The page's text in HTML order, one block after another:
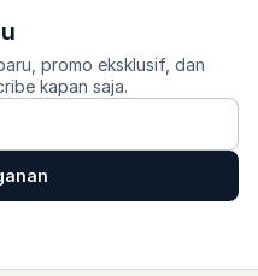
promo eksklusif, dan
kapan saja.